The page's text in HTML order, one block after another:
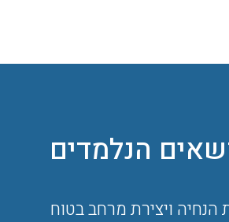
הנלמדים
הנחיה ויצירת מרחב בטוח